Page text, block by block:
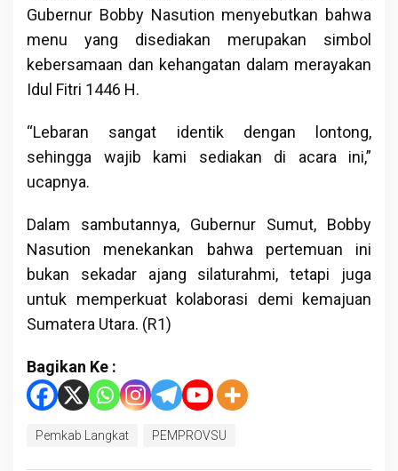
Gubernur Bobby Nasution menyebutkan bahwa
menu yang disediakan merupakan simbol
kebersamaan dan kehangatan dalam merayakan
Idul Fitri 1446 H.
“Lebaran sangat identik dengan lontong,
sehingga wajib kami sediakan di acara ini,”
ucapnya.
Dalam sambutannya, Gubernur Sumut, Bobby
Nasution menekankan bahwa pertemuan ini
bukan sekadar ajang silaturahmi, tetapi juga
untuk memperkuat kolaborasi demi kemajuan
Sumatera Utara. (R1)
Bagikan Ke :
Pemkab Langkat PEMPROVSU